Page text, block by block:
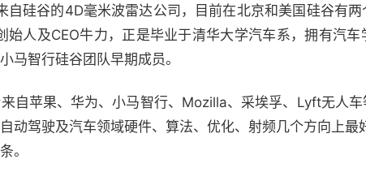
自硅谷的4D毫米波雷达公司，目前在北京和美国硅谷有
人及CEO牛力，正是毕业于清华大学汽车系，拥有汽
马智行硅谷团队早期成员。
自苹果、华为、小马智行、Mozilla、采埃孚、Lyft无人
动驾驶及汽车领域硬件、算法、优化、射频几个方向上最
。